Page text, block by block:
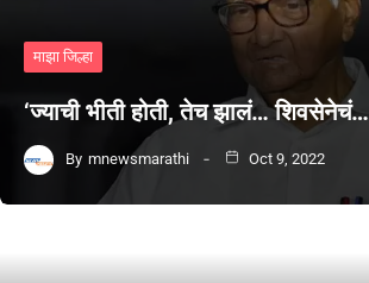
माझा जिल्हा
‘ज्याची भीती होती, तेच झालं… शिवसेनेचं…
By mnewsmarathi Oct 9, 2022